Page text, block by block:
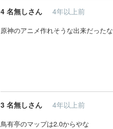
4 名無しさん 4年以上前
原神のアニメ作れそうな出来だったな
3 名無しさん 4年以上前
鳥有亭のマップは2.0からやな